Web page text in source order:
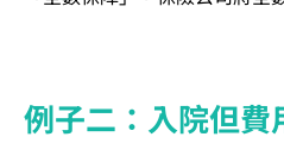
例子二：入院但費